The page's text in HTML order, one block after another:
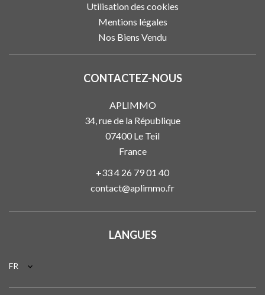
Utilisation des cookies
Mentions légales
Nos Biens Vendu
CONTACTEZ-NOUS
APLIMMO
34, rue de la République
07400 Le Teil
France
+33 4 26 79 01 40
contact@aplimmo.fr
LANGUES
FR